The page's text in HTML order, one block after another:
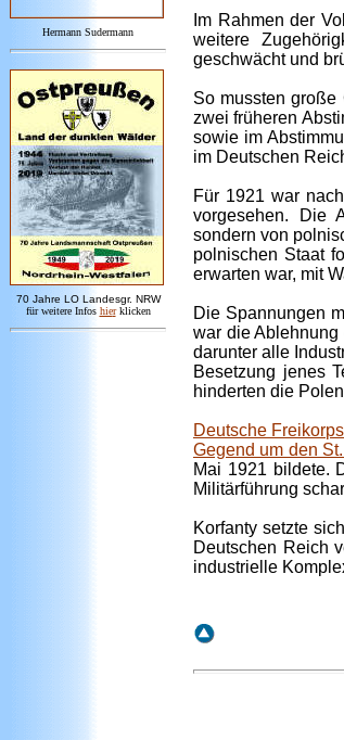
Hermann Sudermann
70 Jahre LO Landesgr. NRW
für weitere Infos hier klicken
Im Rahmen der
weitere
geschwächt und
So mussten große
zwei früheren
sowie im
im Deutschen
Für 1921 war
vorgesehen. Die
sondern von
polnischen Staat
erwarten war, mit
Die Spannungen
war die
darunter alle
Besetzung jenes
hinderten die
Deutsche Freikorps
Gegend um den
Mai 1921 bildete.
Militärführung
Korfanty setzte
Deutschen Reich
industrielle